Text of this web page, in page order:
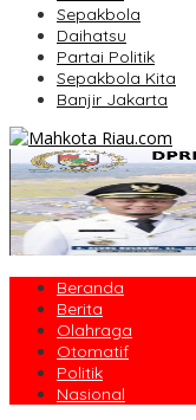
Sepakbola
Daihatsu
Partai Politik
Sepakbola Kita
Banjir Jakarta
Beranda
Berita
Olahraga
Otomatif
Politik
Nasional